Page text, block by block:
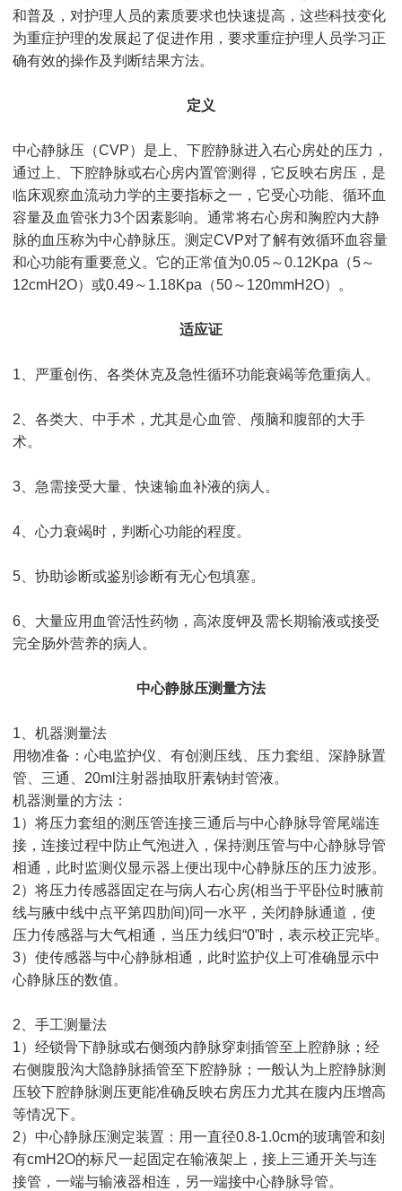
和普及，对护理人员的素质要求也快速提高，这些科技变化
为重症护理的发展起了促进作用，要求重症护理人员学习正
确有效的操作及判断结果方法。
定义
中心静脉压（CVP）是上、下腔静脉进入右心房处的压力，
通过上、下腔静脉或右心房内置管测得，它反映右房压，是
临床观察血流动力学的主要指标之一，它受心功能、循环血
容量及血管张力3个因素影响。通常将右心房和胸腔内大静
脉的血压称为中心静脉压。测定CVP对了解有效循环血容量
和心功能有重要意义。它的正常值为0.05～0.12Kpa（5～
12cmH2O）或0.49～1.18Kpa（50～120mmH2O）。
适应证
1、严重创伤、各类休克及急性循环功能衰竭等危重病人。
2、各类大、中手术，尤其是心血管、颅脑和腹部的大手
术。
3、急需接受大量、快速输血补液的病人。
4、心力衰竭时，判断心功能的程度。
5、协助诊断或鉴别诊断有无心包填塞。
6、大量应用血管活性药物，高浓度钾及需长期输液或接受
完全肠外营养的病人。
中心静脉压测量方法
1、机器测量法
用物准备：心电监护仪、有创测压线、压力套组、深静脉置
管、三通、20ml注射器抽取肝素钠封管液。
机器测量的方法：
1）将压力套组的测压管连接三通后与中心静脉导管尾端连
接，连接过程中防止气泡进入，保持测压管与中心静脉导管
相通，此时监测仪显示器上便出现中心静脉压的压力波形。
2）将压力传感器固定在与病人右心房(相当于平卧位时腋前
线与腋中线中点平第四肋间)同一水平，关闭静脉通道，使
压力传感器与大气相通，当压力线归“0”时，表示校正完毕。
3）使传感器与中心静脉相通，此时监护仪上可准确显示中
心静脉压的数值。
2、手工测量法
1）经锁骨下静脉或右侧颈内静脉穿刺插管至上腔静脉；经
右侧腹股沟大隐静脉插管至下腔静脉；一般认为上腔静脉测
压较下腔静脉测压更能准确反映右房压力尤其在腹内压增高
等情况下。
2）中心静脉压测定装置：用一直径0.8-1.0cm的玻璃管和刻
有cmH2O的标尺一起固定在输液架上，接上三通开关与连
接管，一端与输液器相连，另一端接中心静脉导管。